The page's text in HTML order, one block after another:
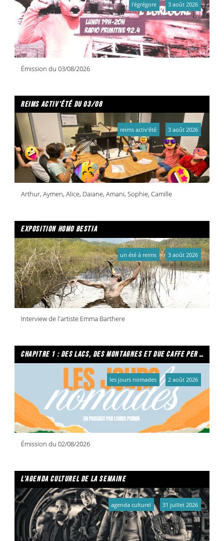
Émission du 03/08/2026
l'égrégore 3 août 2026
reims activ'été du 03/08
Arthur, Aymen, Alice, Daiane, Amani, Sophie, Camille
reims activ'été 3 août 2026
exposition homo bestia
Interview de l'artiste Emma Barthere
un été à reims 3 août 2026
chapitre 1 : des lacs, des montagnes et due caffe per favore
Émission du 02/08/2026
les jours nomades 2 août 2026
l'agenda culturel de la semaine
agenda culturel 31 juillet 2026